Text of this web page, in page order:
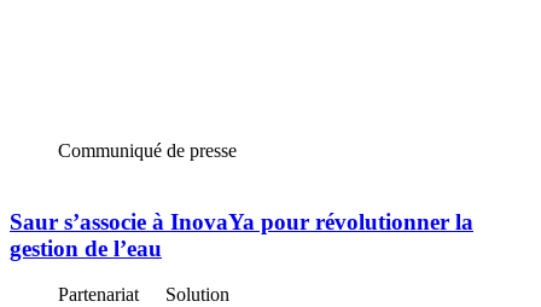
Communiqué de presse
Saur s’associe à InovaYa pour révolutionner la
gestion de l’eau
Partenariat
Solution